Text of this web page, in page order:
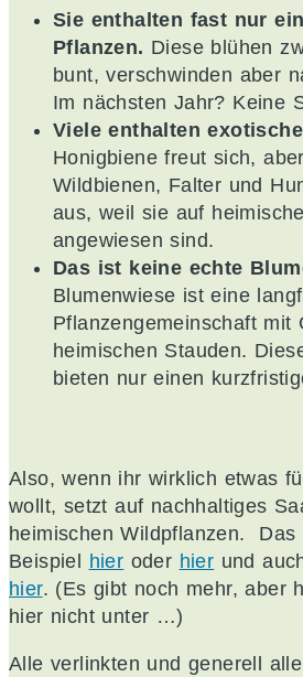
Sie enthalten fast nur
Pflanzen. Diese blühen
bunt, verschwinden aber
Im nächsten Jahr? Keine
Viele enthalten
Honigbiene freut sich,
Wildbienen, Falter und
aus, weil sie auf
angewiesen sind.
Das ist keine echte
Blumenwiese ist eine
Pflanzengemeinschaft mit
heimischen Stauden.
bieten nur einen
Also, wenn ihr wirklich etwas
wollt, setzt auf nachhaltiges
heimischen Wildpflanzen. Das
Beispiel
hier oder hier und
hier. (Es gibt noch mehr, aber
hier nicht unter …)
Alle verlinkten und generell